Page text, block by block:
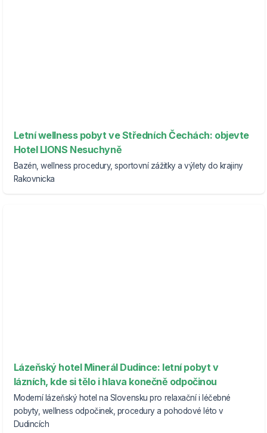
Letní wellness pobyt ve Středních Čechách: objevte
Hotel LIONS Nesuchyně
Bazén, wellness procedury, sportovní zážitky a výlety do krajiny
Rakovnicka
Lázeňský hotel Minerál Dudince: letní pobyt v
lázních, kde si tělo i hlava konečně odpočinou
Moderní lázeňský hotel na Slovensku pro relaxační i léčebné
pobyty, wellness odpočinek, procedury a pohodové léto v
Dudincích